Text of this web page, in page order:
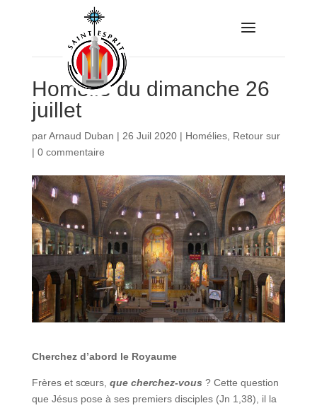
Homélie du dimanche 26
juillet
parArnaud Duban | 26 Juil 2020| Homélies, Retour sur
| 0 commentaire
Cherchez d’abord le Royaume
Frères et sœurs, que cherchez-vous ? Cette question
que Jésus pose à ses premiers disciples (Jn 1,38), il la